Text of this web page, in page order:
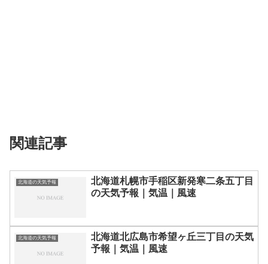
関連記事
北海道の天気予報
北海道札幌市手稲区新発寒二条五丁目
の天気予報｜気温｜風速
北海道の天気予報
北海道北広島市希望ヶ丘三丁目の天気
予報｜気温｜風速